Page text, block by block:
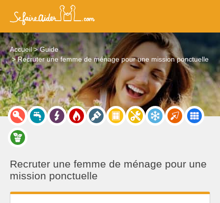
Accueil
Guide
Recruter une femme de ménage pour une mission ponctuelle
Recruter une femme de ménage pour une
mission ponctuelle